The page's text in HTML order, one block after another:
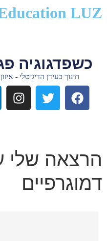
LUZ
כשפדגוגיה
חינוך בעידן הדיגיטלי -
הרצאה שלי
דמוגרפיים